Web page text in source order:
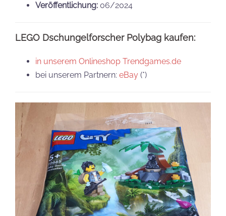
Veröffentlichung: 06/2024
LEGO Dschungelforscher Polybag kaufen:
in unserem Onlineshop Trendgames.de
bei unserem Partnern: eBay (*)